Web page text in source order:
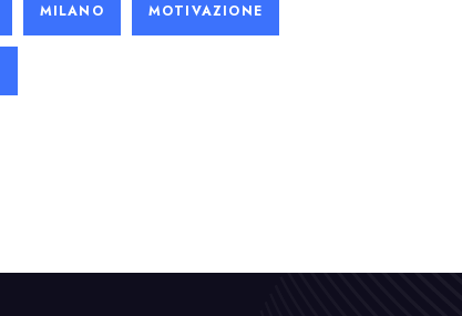
MILANO MOTIVAZIONE